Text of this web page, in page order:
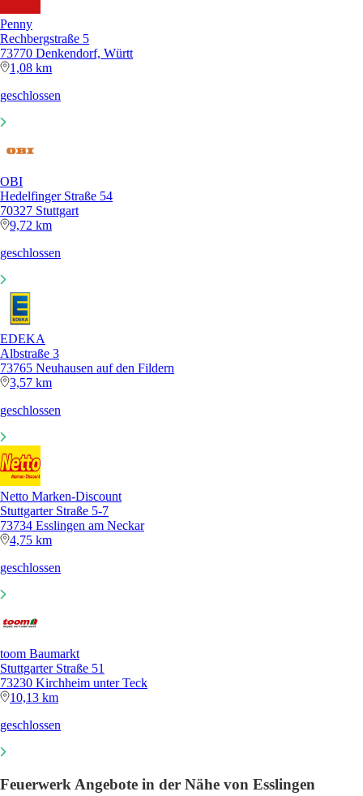
Penny
Rechbergstraße 5
73770 Denkendorf, Württ
1,08 km
geschlossen
OBI
Hedelfinger Straße 54
70327 Stuttgart
9,72 km
geschlossen
EDEKA
Albstraße 3
73765 Neuhausen auf den Fildern
3,57 km
geschlossen
Netto Marken-Discount
Stuttgarter Straße 5-7
73734 Esslingen am Neckar
4,75 km
geschlossen
toom Baumarkt
Stuttgarter Straße 51
73230 Kirchheim unter Teck
10,13 km
geschlossen
Feuerwerk Angebote in der Nähe von Esslingen